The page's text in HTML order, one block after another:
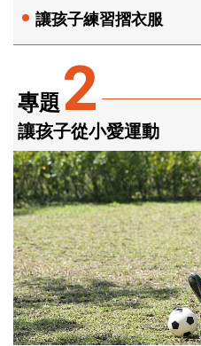
專題2
讓孩子從小愛運動
讓孩子練習摺衣服